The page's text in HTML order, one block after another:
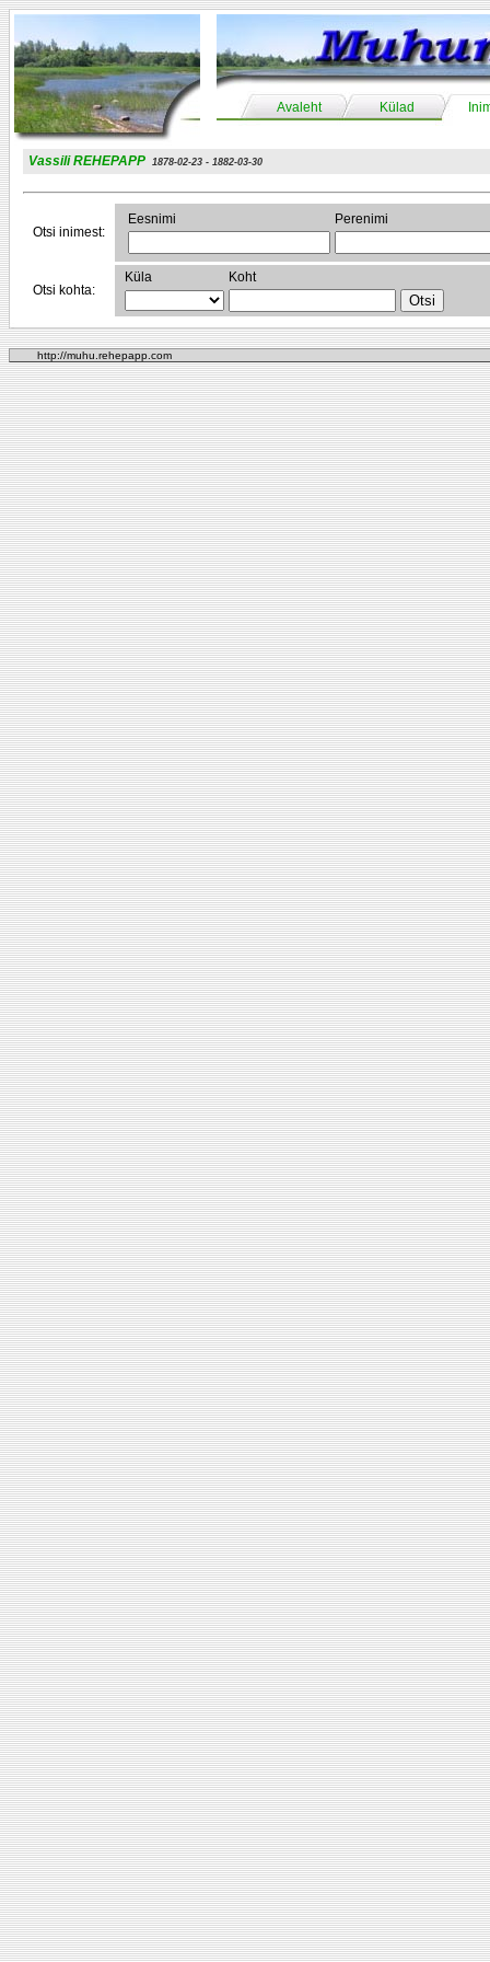
Avaleht Külad
Vassili REHEPAPP 1878-02-23 - 1882-03-30
Otsi inimest:
Eesnimi Perenimi
Otsi kohta:
Küla Koht
http://muhu.rehepapp.com